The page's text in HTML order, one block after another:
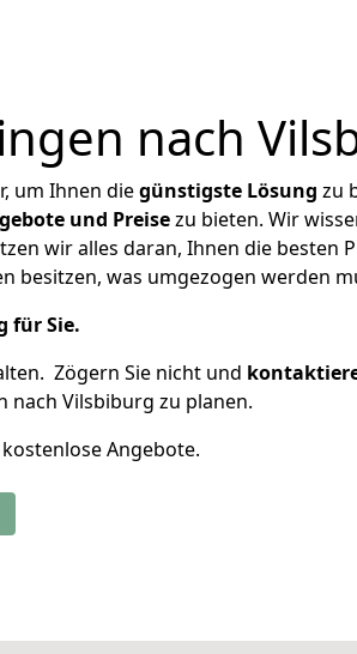
nach
um Ihnen diegünstigste Lösung zu
und Preisezu bieten. Wir
wir alles daran, Ihnen die besten
besitzen, was umgezogen werden
für Sie.
Zögern Sie nicht und
nach Vilsbiburg zu planen.
Angebote.